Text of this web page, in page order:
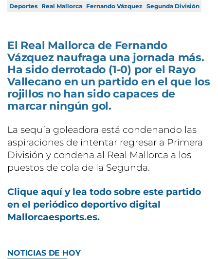
Deportes Real Mallorca Fernando Vázquez Segunda División
El Real Mallorca de Fernando
Vázquez naufraga una jornada más.
Ha sido derrotado (1-0) por el Rayo
Vallecano en un partido en el que los
rojillos no han sido capaces de
marcar ningún gol.
La sequía goleadora está condenando las
aspiraciones de intentar regresar a Primera
División y condena al Real Mallorca a los
puestos de cola de la Segunda.
Clique aquí y lea todo sobre este partido
en el periódico deportivo digital
Mallorcaesports.es.
NOTICIAS DE HOY